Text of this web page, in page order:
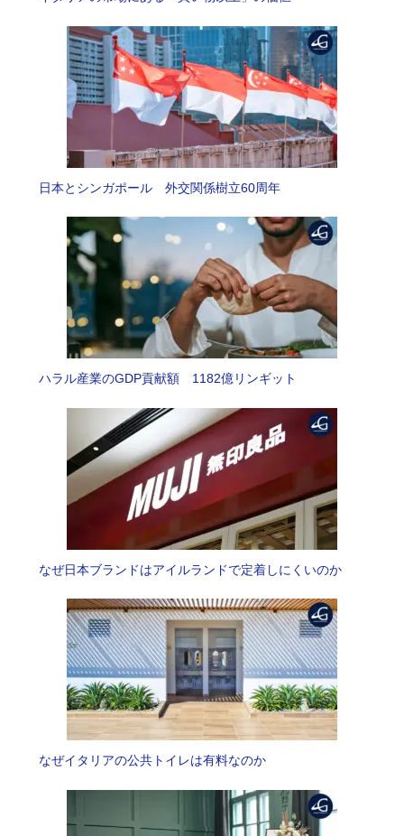
日本とシンガポール 外交関係樹立60周年
ハラル産業のGDP貢献額 1182億リンギット
なぜ日本ブランドはアイルランドで定着しにくいのか
なぜイタリアの公共トイレは有料なのか